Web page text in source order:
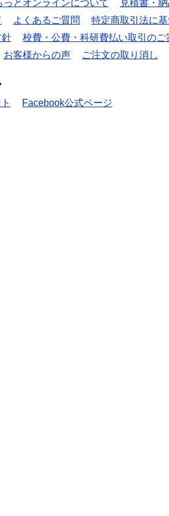
っとオンラインについて
見積書・
よくあるご質問
特定商取引法に
針
校費・公費・科研費払い取引のご
お客様からの声 ご注文の取り消し
Facebook公式ページ